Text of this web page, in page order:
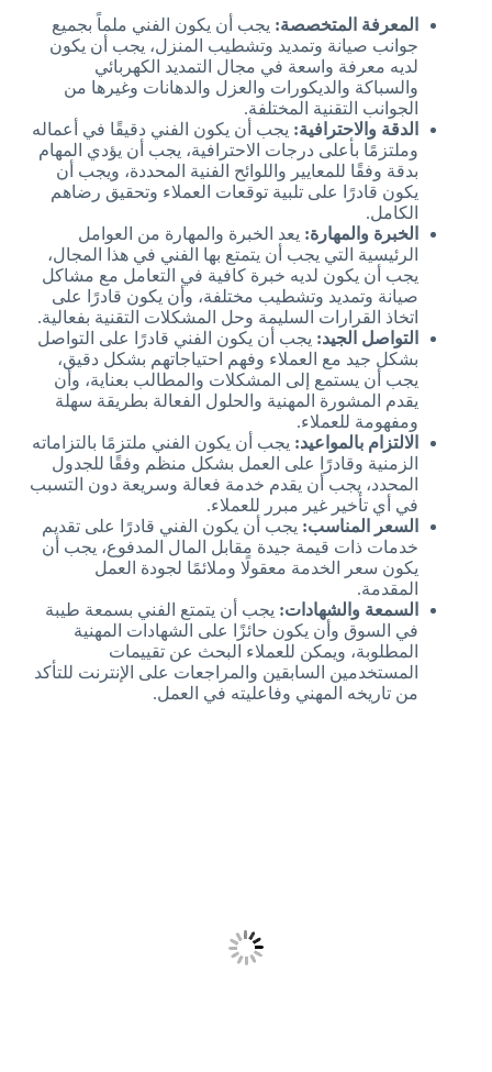
المعرفة المتخصصة: يجب أن يكون الفني ملماً بجميع
جوانب صيانة وتمديد وتشطيب المنزل، يجب أن يكون
لديه معرفة واسعة في مجال التمديد الكهربائي
والسباكة والديكورات والعزل والدهانات وغيرها من
الجوانب التقنية المختلفة.
الدقة والاحترافية: يجب أن يكون الفني دقيقًا في أعماله
وملتزمًا بأعلى درجات الاحترافية، يجب أن يؤدي المهام
بدقة وفقًا للمعايير واللوائح الفنية المحددة، ويجب أن
يكون قادرًا على تلبية توقعات العملاء وتحقيق رضاهم
الكامل.
الخبرة والمهارة: يعد الخبرة والمهارة من العوامل
الرئيسية التي يجب أن يتمتع بها الفني في هذا المجال،
يجب أن يكون لديه خبرة كافية في التعامل مع مشاكل
صيانة وتمديد وتشطيب مختلفة، وأن يكون قادرًا على
اتخاذ القرارات السليمة وحل المشكلات التقنية بفعالية.
التواصل الجيد: يجب أن يكون الفني قادرًا على التواصل
بشكل جيد مع العملاء وفهم احتياجاتهم بشكل دقيق،
يجب أن يستمع إلى المشكلات والمطالب بعناية، وأن
يقدم المشورة المهنية والحلول الفعالة بطريقة سهلة
ومفهومة للعملاء.
الالتزام بالمواعيد: يجب أن يكون الفني ملتزمًا بالتزاماته
الزمنية وقادرًا على العمل بشكل منظم وفقًا للجدول
المحدد، يجب أن يقدم خدمة فعالة وسريعة دون التسبب
في أي تأخير غير مبرر للعملاء.
السعر المناسب: يجب أن يكون الفني قادرًا على تقديم
خدمات ذات قيمة جيدة مقابل المال المدفوع، يجب أن
يكون سعر الخدمة معقولًا وملائمًا لجودة العمل
المقدمة.
السمعة والشهادات: يجب أن يتمتع الفني بسمعة طيبة
في السوق وأن يكون حائزًا على الشهادات المهنية
المطلوبة، ويمكن للعملاء البحث عن تقييمات
المستخدمين السابقين والمراجعات على الإنترنت للتأكد
من تاريخه المهني وفاعليته في العمل.